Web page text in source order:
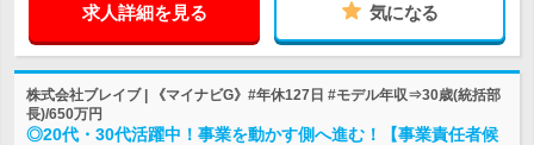
求人詳細を見る 気になる
株式会社ブレイブ | 《マイナビG》#年休127日 #モデル年収⇒30歳(統括部
長)/650万円
◎20代・30代活躍中！事業を動かす側へ進む！【事業責任者候